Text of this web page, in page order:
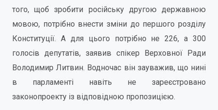
того, щоб зробити російську другою державною
мовою, потрібно внести зміни до першого розділу
Конституції. А для цього потрібно не 226, а 300
голосів депутатів, заявив спікер Верховної Ради
Володимир Литвин. Водночас він зауважив, що нині
в парламенті навіть не зареєстровано
законопроекту із відповідною пропозицією.